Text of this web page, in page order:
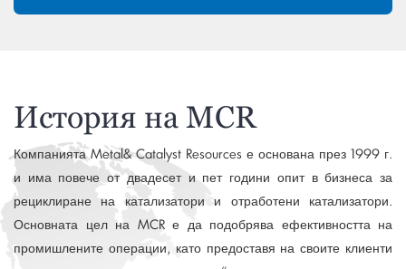
История на MCR
Компанията Metal& Catalyst Resources е основана през 1999 г.
и има повече от двадесет и пет години опит в бизнеса за
рециклиране на катализатори и отработени катализатори.
Основната цел на MCR е да подобрява ефективността на
промишлените операции, като предоставя на своите клиенти